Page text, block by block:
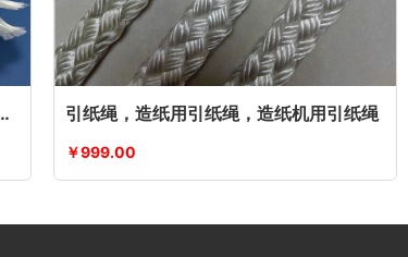
引纸绳，无心引纸绳 引纸绳，造纸用引纸绳，造纸机用引纸绳
￥999.00